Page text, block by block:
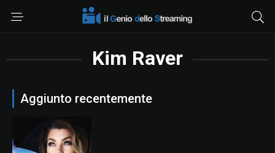
Kim Raver
Aggiunto recentemente